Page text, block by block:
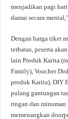
menjadikan pagi
damai secara
Dengan harga tiket
terbatas, peserta
lain Produk Karita
Family), Voucher
produk Karita), DIY
pulang gantungan
ringan dan minuman
memenangkan